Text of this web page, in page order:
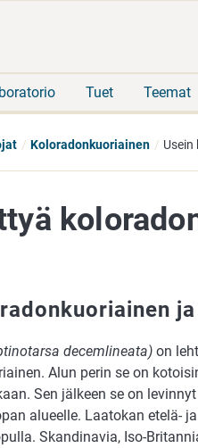
Tuet Teemat
Koloradonkuoriainen
decemlineata) on
Alun perin se on
Sen jälkeen se on
alueelle. Laatokan etelä-
Skandinavia, Iso-